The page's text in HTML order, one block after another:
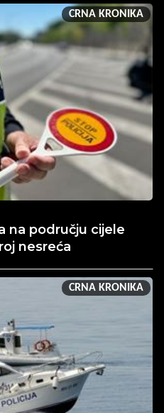
CRNA KRONIKA
na području cijele
nesreća
CRNA KRONIKA